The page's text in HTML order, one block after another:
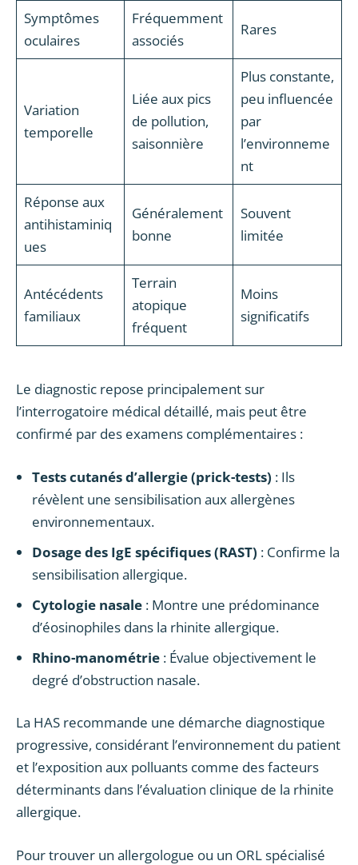
Symptômes
oculaires
Fréquemment
associés
Rares
Variation
temporelle
Liée aux pics
de pollution,
saisonnière
Plus constante,
peu influencée
par
l’environneme
nt
Réponse aux
antihistaminiq
ues
Généralement
bonne
Souvent
limitée
Antécédents
familiaux
Terrain
atopique
fréquent
Moins
significatifs
Le diagnostic repose principalement sur
l’interrogatoire médical détaillé, mais peut être
confirmé par des examens complémentaires :
Tests cutanés d’allergie (prick-tests) : Ils
révèlent une sensibilisation aux allergènes
environnementaux.
Dosage des IgE spécifiques (RAST) : Confirme la
sensibilisation allergique.
Cytologie nasale : Montre une prédominance
d’éosinophiles dans la rhinite allergique.
Rhino-manométrie : Évalue objectivement le
degré d’obstruction nasale.
La HAS recommande une démarche diagnostique
progressive, considérant l’environnement du patient
et l’exposition aux polluants comme des facteurs
déterminants dans l’évaluation clinique de la rhinite
allergique.
Pour trouver un allergologue ou un ORL spécialisé